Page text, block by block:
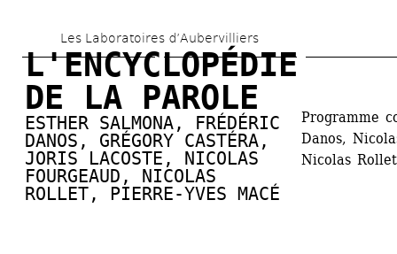
au
contenu
principal
Les Laboratoires d’Aubervilliers
L'ENCYCLOPÉDIE
DE LA PAROLE
ESTHER SALMONA, FRÉDÉRIC
DANOS , GRÉGORY CASTÉRA,
JORIS LACOSTE , NICOLAS
FOURGEAUD , NICOLAS
ROLLET, PIERRE-YVES MACÉ
Programme
Danos,
Nicolas